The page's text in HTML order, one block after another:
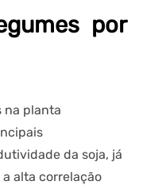
por
na planta
da soja, já
alta correlação